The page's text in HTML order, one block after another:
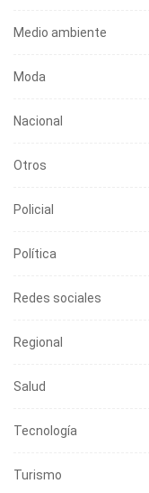
Medio ambiente
Moda
Nacional
Otros
Policial
Política
Redes sociales
Regional
Salud
Tecnología
Turismo